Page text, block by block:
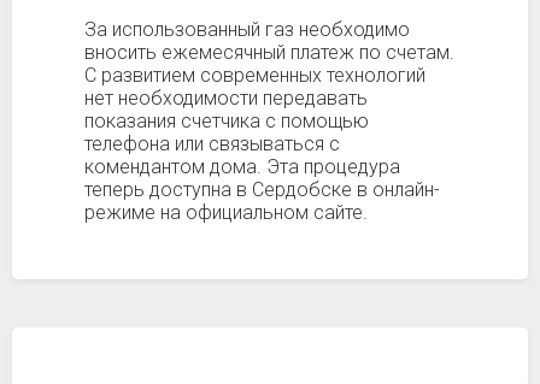
За использованный газ необходимо
вносить ежемесячный платеж по счетам.
С развитием современных технологий
нет необходимости передавать
показания счетчика с помощью
телефона или связываться с
комендантом дома. Эта процедура
теперь доступна в Сердобске в онлайн-
режиме на официальном сайте.